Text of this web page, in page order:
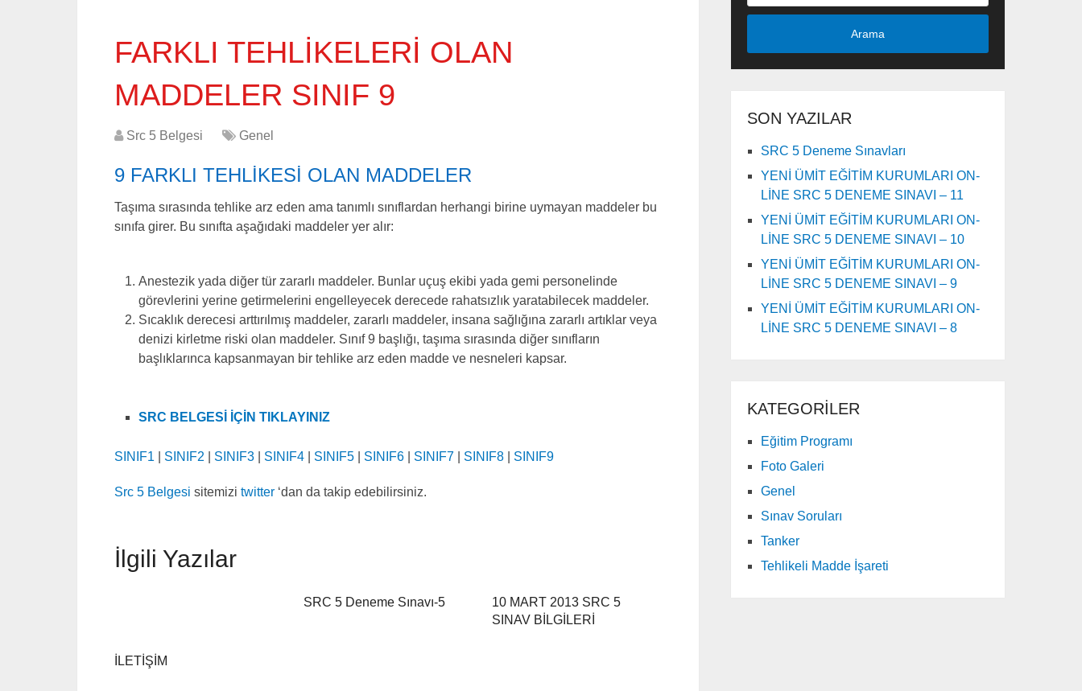
FARKLI TEHLİKELERİ OLAN
MADDELER SINIF 9
Src 5 Belgesi Genel
9 FARKLI TEHLİKESİ OLAN MADDELER
Taşıma sırasında tehlike arz eden ama tanımlı sınıflardan herhangi birine uymayan maddeler bu
sınıfa girer. Bu sınıfta aşağıdaki maddeler yer alır:
Anestezik yada diğer tür zararlı maddeler. Bunlar uçuş ekibi yada gemi personelinde
görevlerini yerine getirmelerini engelleyecek derecede rahatsızlık yaratabilecek maddeler.
Sıcaklık derecesi arttırılmış maddeler, zararlı maddeler, insana sağlığına zararlı artıklar veya
denizi kirletme riski olan maddeler. Sınıf 9 başlığı, taşıma sırasında diğer sınıfların
başlıklarınca kapsanmayan bir tehlike arz eden madde ve nesneleri kapsar.
SRC BELGESİ İÇİN TIKLAYINIZ
SINIF1 SINIF2 SINIF3 SINIF4 SINIF5 SINIF6 SINIF7 SINIF8 SINIF9
Src 5 Belgesi sitemizi twitter ‘dan da takip edebilirsiniz.
İlgili Yazılar
İLETİŞİM
SRC 5 Deneme Sınavı-5
10 MART 2013 SRC 5
SINAV BİLGİLERİ
Arama
SON YAZILAR
SRC 5 Deneme Sınavları
YENİ ÜMİT EĞİTİM KURUMLARI ON-
LİNE SRC 5 DENEME SINAVI – 11
YENİ ÜMİT EĞİTİM KURUMLARI ON-
LİNE SRC 5 DENEME SINAVI – 10
YENİ ÜMİT EĞİTİM KURUMLARI ON-
LİNE SRC 5 DENEME SINAVI – 9
YENİ ÜMİT EĞİTİM KURUMLARI ON-
LİNE SRC 5 DENEME SINAVI – 8
KATEGORILER
Eğitim Programı
Foto Galeri
Genel
Sınav Soruları
Tanker
Tehlikeli Madde İşareti